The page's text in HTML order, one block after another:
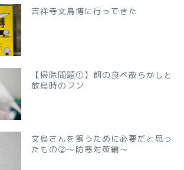
吉祥寺文鳥博に行ってきた
【掃除問題①】餌の食べ散らかしと
放鳥時のフン
文鳥さんを飼うために必要だと思っ
たもの②～防寒対策編～